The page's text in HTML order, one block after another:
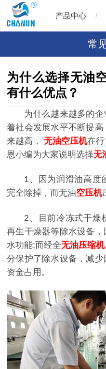
产品中心 /
常
为什么选择无油
有什么优点？
为什么越来越多的企
着社会发展水平不断提高
来越高，无油空压机在
恩小编为大家说明选择无
1、因为润滑油高度
完全除掉，而无油空压机
2、目前冷冻式干燥
再生干燥器等除水设备
水功能;而经全无油压缩机
分保护了除水设备，减
资金占用。